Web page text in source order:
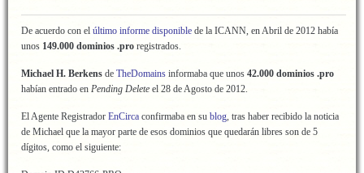
De acuerdo con el último informe disponible de la ICANN, en Abril de 2012 había
unos 149.000 dominios .pro registrados.
Michael H. Berkens de TheDomains informaba que unos 42.000 dominios .pro
habían entrado en Pending Delete el 28 de Agosto de 2012.
El Agente Registrador EnCirca confirmaba en su blog, tras haber recibido la noticia
de Michael que la mayor parte de esos dominios que quedarán libres son de 5
dígitos, como el siguiente: